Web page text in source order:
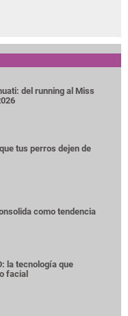
del running al Miss
tus perros dejen de
como tendencia
la tecnología que
facial